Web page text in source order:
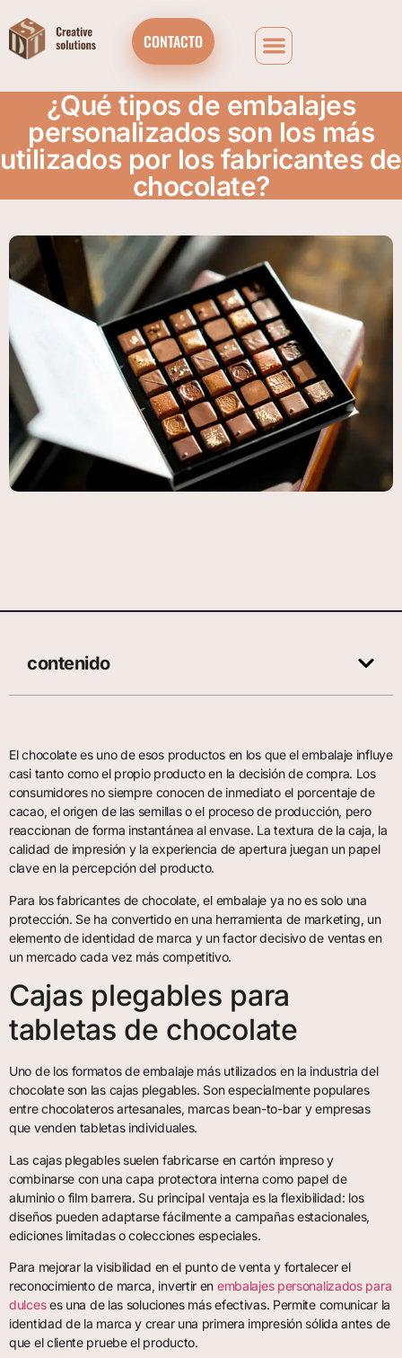
CONTACTO
¿Qué tipos de embalajes
personalizados son los más
utilizados por los fabricantes de
chocolate?
contenido
El chocolate es uno de esos productos en los que el embalaje influye
casi tanto como el propio producto en la decisión de compra. Los
consumidores no siempre conocen de inmediato el porcentaje de
cacao, el origen de las semillas o el proceso de producción, pero
reaccionan de forma instantánea al envase. La textura de la caja, la
calidad de impresión y la experiencia de apertura juegan un papel
clave en la percepción del producto.
Para los fabricantes de chocolate, el embalaje ya no es solo una
protección. Se ha convertido en una herramienta de marketing, un
elemento de identidad de marca y un factor decisivo de ventas en
un mercado cada vez más competitivo.
Cajas plegables para
tabletas de chocolate
Uno de los formatos de embalaje más utilizados en la industria del
chocolate son las cajas plegables. Son especialmente populares
entre chocolateros artesanales, marcas bean-to-bar y empresas
que venden tabletas individuales.
Las cajas plegables suelen fabricarse en cartón impreso y
combinarse con una capa protectora interna como papel de
aluminio o film barrera. Su principal ventaja es la flexibilidad: los
diseños pueden adaptarse fácilmente a campañas estacionales,
ediciones limitadas o colecciones especiales.
Para mejorar la visibilidad en el punto de venta y fortalecer el
reconocimiento de marca, invertir en embalajes personalizados para
dulceses una de las soluciones más efectivas. Permite comunicar la
identidad de la marca y crear una primera impresión sólida antes de
que el cliente pruebe el producto.